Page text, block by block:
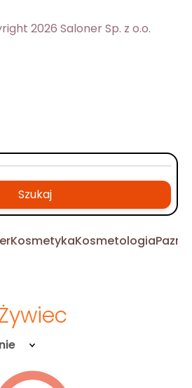
2026 Saloner Sp. z o.o.
Szukaj
KosmetykaKosmetologia